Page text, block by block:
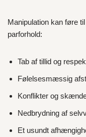
Manipulation kan føre
parforhold:
Tab af tillid og
Følelsesmæssig
Konflikter og
Nedbrydning af
Et usundt